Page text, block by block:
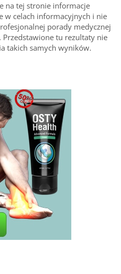
na tej stronie informacje
w celach informacyjnych i nie
porady medycznej
Przedstawione tu rezultaty nie
takich samych wyników.